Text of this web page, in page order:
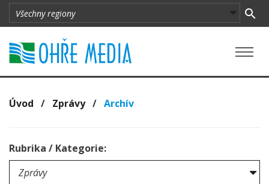
Úvod / Zprávy/ Archív
Rubrika / Kategorie: